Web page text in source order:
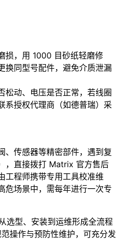
损，用 1000 目砂纸轻磨修
换同型号配件，避免介质泄漏
松动、电压是否正常，若线圈
系授权代理商（如德普瑞）采
、传感器等精密部件，遇到复
，直接拨打 Matrix 官方售后
工程师携带专用工具校准维
危场景中，需每年进行一次专
选型、安装到运维形成全流程
操作与预防性维护，可充分发